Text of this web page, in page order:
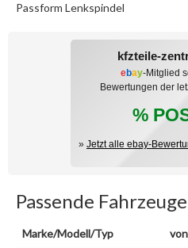
Passform Lenkspindel
kfzteile-
ebay-Mitglied
Bewertungen der
%
» Jetzt alle ebay-
Passende
Marke/Modell/Typ von